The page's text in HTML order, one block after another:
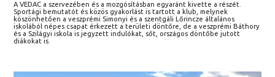
A VEDAC a szervezében és a mozgósításban egyaránt kivette a részét.
Sportági bemutatót és közös gyakorlást is tartott a klub, melynek
köszönhetően a veszprémi Simonyi és a szentgáli Lőrincze általános
iskolából népes csapat érkezett a területi döntőre, de a veszprémi Báthory
és a Szilágyi iskola is jegyzett indulókat, sőt, országos döntőbe jutott
diákokat is.